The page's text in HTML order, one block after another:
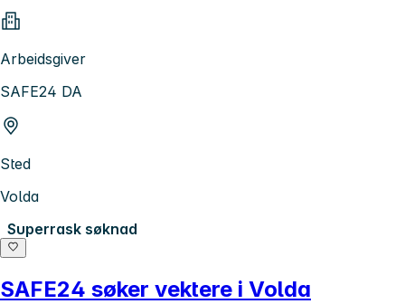
Arbeidsgiver
SAFE24 DA
Sted
Volda
Superrask søknad
SAFE24 søker vektere i Volda